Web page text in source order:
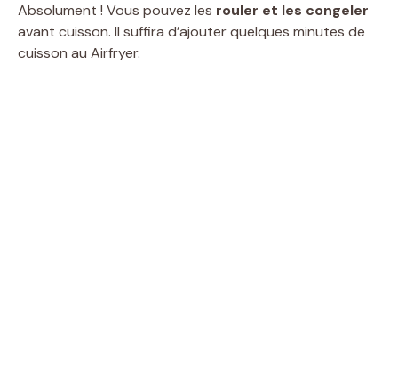
Absolument ! Vous pouvez les rouler et les congeler
avant cuisson. Il suffira d’ajouter quelques minutes de
cuisson au Airfryer.